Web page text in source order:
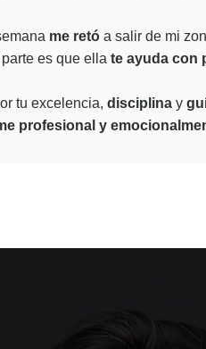
me retó a salir de mi
es que ella te ayuda con
tu excelencia, disciplina y
profesional y